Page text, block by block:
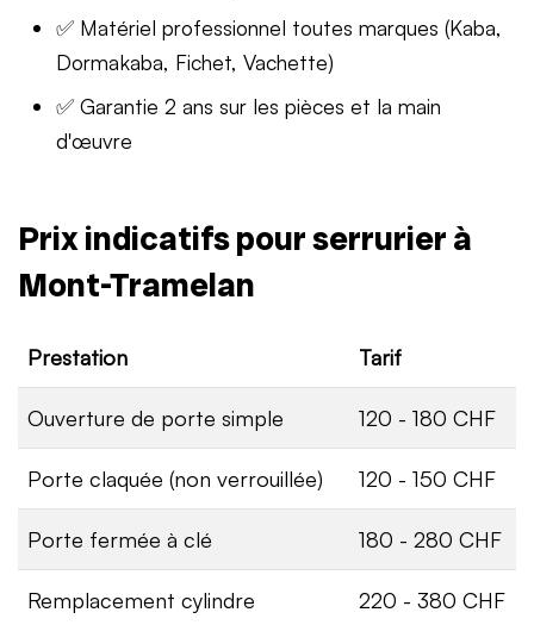
✅ Matériel professionnel toutes marques (Kaba,
Dormakaba, Fichet, Vachette)
✅ Garantie 2 ans sur les pièces et la main
d'œuvre
Prix indicatifs pour serrurier à
Mont-Tramelan
Prestation Tarif
Ouverture de porte simple 120 - 180 CHF
Porte claquée (non verrouillée) 120 - 150 CHF
Porte fermée à clé 180 - 280 CHF
Remplacement cylindre
220 - 380 CHF